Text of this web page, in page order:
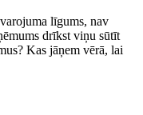
līgums, nav
drīkst viņu sūtīt
Kas jāņem vērā, lai